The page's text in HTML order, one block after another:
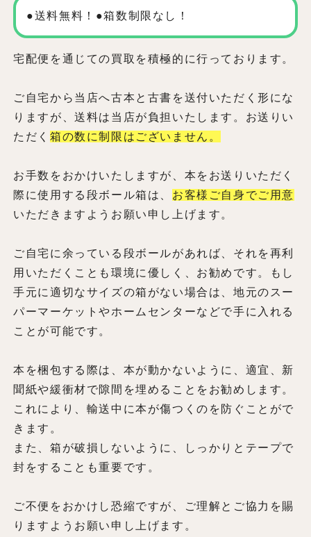
●送料無料！●箱数制限なし！
宅配便を通じての買取を積極的に行っております。
ご自宅から当店へ古本と古書を送付いただく形にな
りますが、送料は当店が負担いたします。お送りい
ただく 箱の数に制限はございません。
お手数をおかけいたしますが、本をお送りいただく
際に使用する段ボール箱は、 お客様ご自身でご用意
いただきますようお願い申し上げます。
ご自宅に余っている段ボールがあれば、それを再利
用いただくことも環境に優しく、お勧めです。もし
手元に適切なサイズの箱がない場合は、地元のスー
パーマーケットやホームセンターなどで手に入れる
ことが可能です。
本を梱包する際は、本が動かないように、適宜、新
聞紙や緩衝材で隙間を埋めることをお勧めします。
これにより、輸送中に本が傷つくのを防ぐことがで
きます。
また、箱が破損しないように、しっかりとテープで
封をすることも重要です。
ご不便をおかけし恐縮ですが、ご理解とご協力を賜
りますようお願い申し上げます。